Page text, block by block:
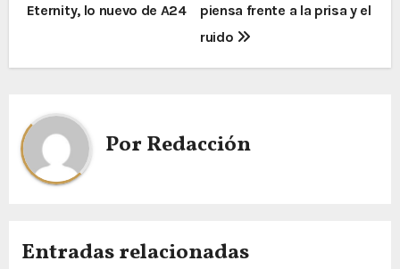
Eternity, lo nuevo de A24​
piensa frente a la prisa y el
ruido
PorRedacción
Entradas relacionadas